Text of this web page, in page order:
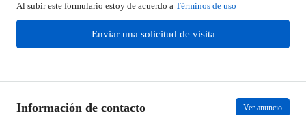
Al subir este formulario estoy de acuerdo a Términos de uso
Enviar una solicitud de visita
Información de contacto Ver anuncio